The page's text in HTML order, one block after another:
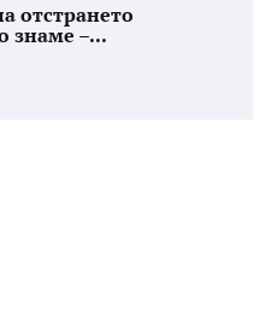
отстрането
знаме –...